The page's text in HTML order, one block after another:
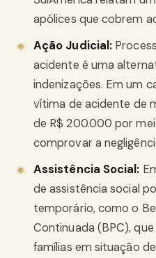
apólices que cobrem
Ação Judicial:
acidente é uma
indenizações. Em um
vítima de acidente de
de R$ 200.000 por
comprovar a
Assistência Social:
de assistência social
temporário, como o
Continuada (BPC),
famílias em situação